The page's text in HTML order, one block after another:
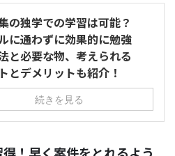
の独学での学習は可能？
に通わずに効果的に勉強
と必要な物、考えられる
とデメリットも紹介！
続きを見る